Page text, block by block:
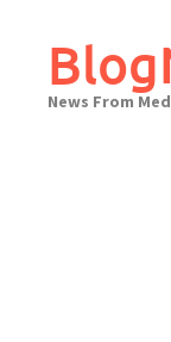
content
News From